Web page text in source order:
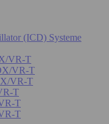
(ICD) Systeme
VR-T
VR-T
VR-T
T
T
T